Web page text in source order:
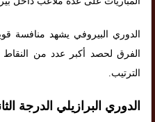
الدوري البيروفي يشهد
الفرق لحصد أكبر عدد من
الترتيب.
الدوري البرازيلي الدرجة الثانية 30 مايو